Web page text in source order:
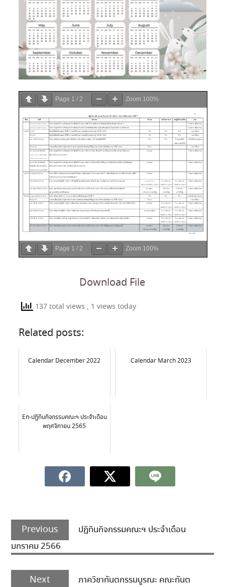
Page 1 / 2 Zoom 100%
Page 1 / 2 Zoom 100%
Download File
137 total views , 1 views today
Related posts:
Calendar December 2022 Calendar March 2023
En-ปฏิทินกิจกรรมคณะฯ ประจำเดือน
พฤศจิกายน 2565
Previous
ปฏิทินกิจกรรมคณะฯ ประจำเดือน
มกราคม 2566
Next
ภาควิชาทันตกรรมบูรณะ คณะทันต